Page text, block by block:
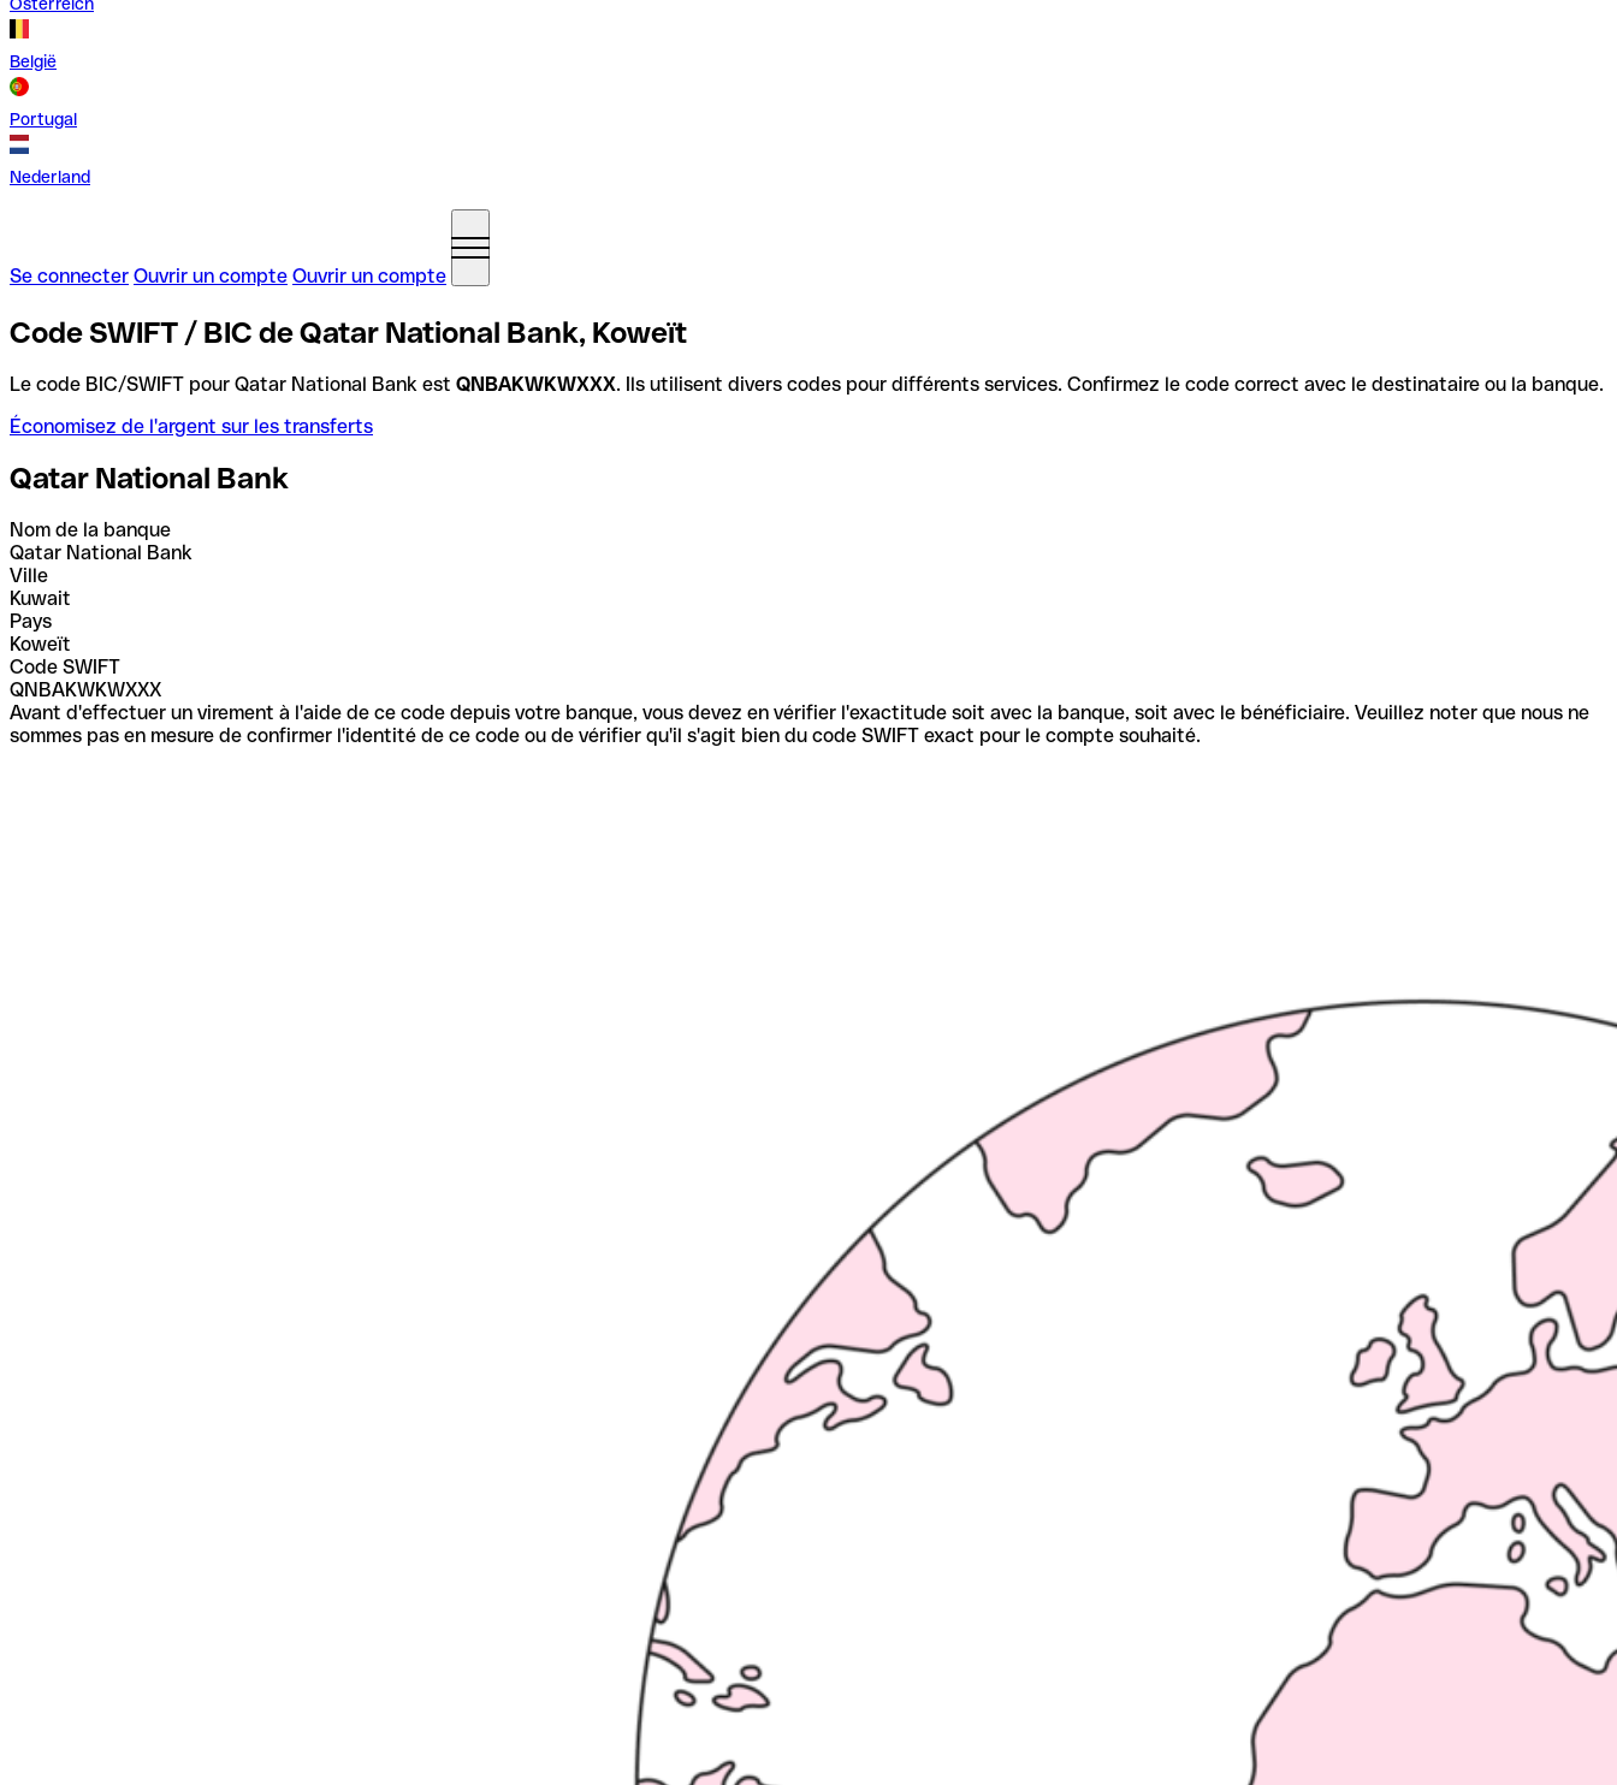
België
Portugal
Nederland
Se connecter Ouvrir un compte Ouvrir un compte
Code SWIFT / BIC de Qatar National Bank, Koweït
Le code BIC/SWIFT pour Qatar National Bank est QNBAKWKWXXX. Ils utilisent divers codes pour différents services. Confirmez le code correct avec le destinataire ou la banque.
Économisez de l'argent sur les transferts
Qatar National Bank
Nom de la banque
Qatar National Bank
Ville
Kuwait
Pays
Koweït
Code SWIFT
QNBAKWKWXXX
Avant d'effectuer un virement à l'aide de ce code depuis votre banque, vous devez en vérifier l'exactitude soit avec la banque, soit avec le bénéficiaire. Veuillez noter que nous ne
sommes pas en mesure de confirmer l'identité de ce code ou de vérifier qu'il s'agit bien du code SWIFT exact pour le compte souhaité.